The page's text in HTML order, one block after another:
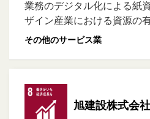
業務のデジタル化による紙
ザイン産業における資源の
その他のサービス業
旭建設株式会社